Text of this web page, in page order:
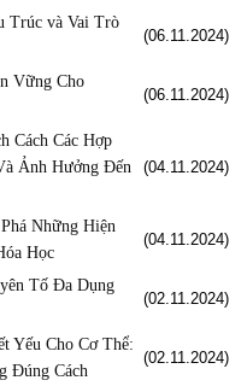
Trúc và Vai Trò
(06.11.2024)
Vững Cho
(06.11.2024)
Cách Các Hợp
Ảnh Hưởng Đến
(04.11.2024)
Những Hiện
Học
(04.11.2024)
Tố Đa Dụng
(02.11.2024)
Yếu Cho Cơ Thể:
Đúng Cách
(02.11.2024)